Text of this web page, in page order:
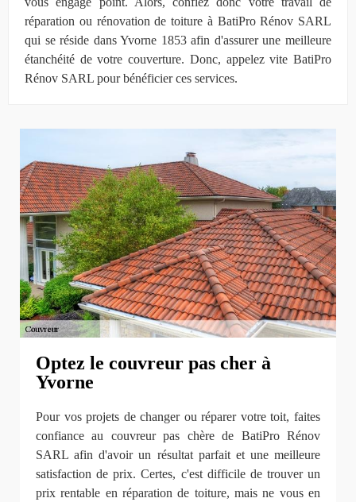
réparation ou rénovation de toiture à BatiPro Rénov SARL
qui se réside dans Yvorne 1853 afin d'assurer une meilleure
étanchéité de votre couverture. Donc, appelez vite BatiPro
Rénov SARL pour bénéficier ces services.
Optez le couvreur pas cher à
Yvorne
Pour vos projets de changer ou réparer votre toit, faites
confiance au couvreur pas chère de BatiPro Rénov
SARL afin d'avoir un résultat parfait et une meilleure
satisfaction de prix. Certes, c'est difficile de trouver un
prix rentable en réparation de toiture, mais ne vous en